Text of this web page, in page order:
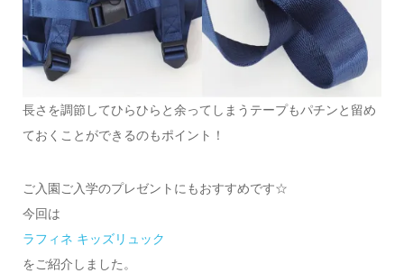
長さを調節してひらひらと余ってしまうテープもパチンと留め
ておくことができるのもポイント！
ご入園ご入学のプレゼントにもおすすめです☆
今回は
ラフィネ キッズリュック
をご紹介しました。